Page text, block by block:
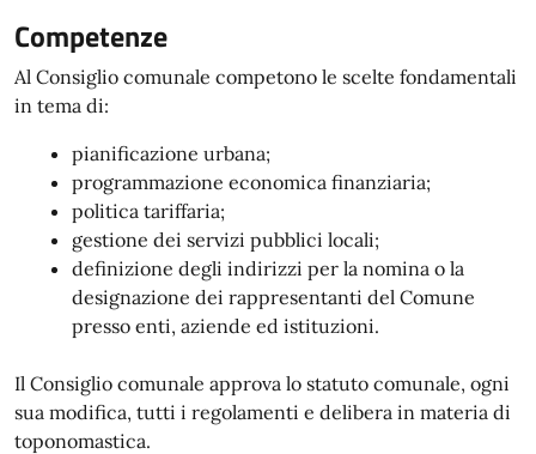
Competenze
Al Consiglio comunale competono le scelte fondamentali
in tema di:
pianificazione urbana;
programmazione economica finanziaria;
politica tariffaria;
gestione dei servizi pubblici locali;
definizione degli indirizzi per la nomina o la
designazione dei rappresentanti del Comune
presso enti, aziende ed istituzioni.
Il Consiglio comunale approva lo statuto comunale, ogni
sua modifica, tutti i regolamenti e delibera in materia di
toponomastica.